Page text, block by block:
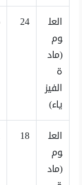
العل
وم
(ماد
ة
الفيز
ياء)
24
العل
وم
(ماد
18